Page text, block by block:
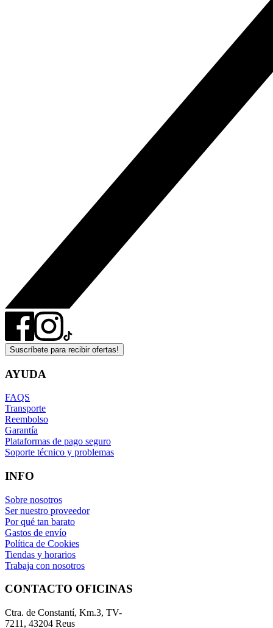
Suscríbete para recibir ofertas!
AYUDA
FAQS
Transporte
Reembolso
Garantía
Plataformas de pago seguro
Soporte técnico y problemas
INFO
Sobre nosotros
Ser nuestro proveedor
Por qué tan barato
Gastos de envío
Política de Cookies
Tiendas y horarios
Trabaja con nosotros
CONTACTO OFICINAS
Ctra. de Constantí, Km.3, TV-
7211, 43204 Reus